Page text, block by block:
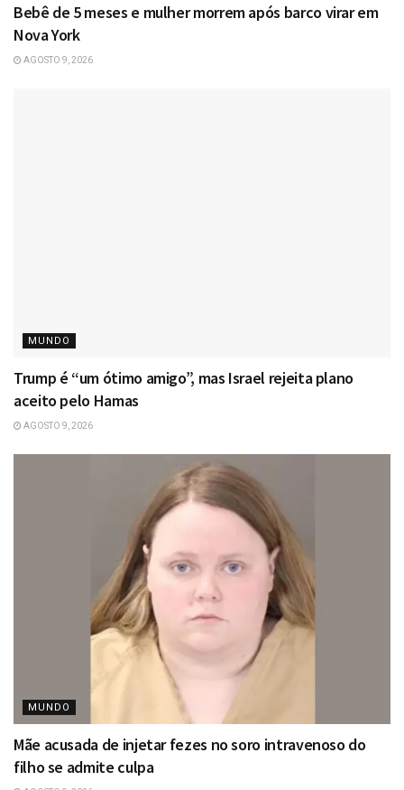
Bebê de 5 meses e mulher morrem após barco virar em
Nova York
AGOSTO 9, 2026
MUNDO
Trump é “um ótimo amigo”, mas Israel rejeita plano
aceito pelo Hamas
AGOSTO 9, 2026
MUNDO
Mãe acusada de injetar fezes no soro intravenoso do
filho se admite culpa